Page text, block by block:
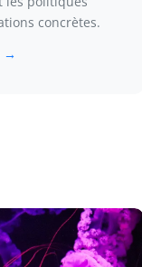
concrètes.
→